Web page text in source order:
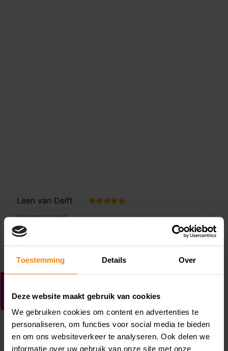
Toestemming Details Over
Deze website maakt gebruik van cookies
We gebruiken cookies om content en advertenties te
personaliseren, om functies voor social media te bieden
en om ons websiteverkeer te analyseren. Ook delen we
informatie over uw gebruik van onze site met onze